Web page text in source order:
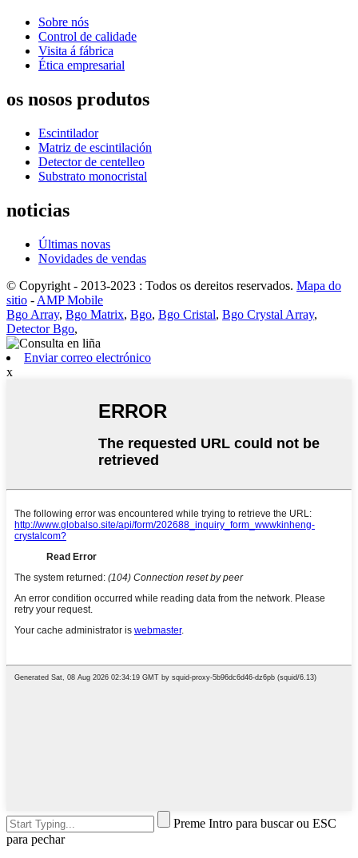
Sobre nós
Control de calidade
Visita á fábrica
Ética empresarial
os nosos produtos
Escintilador
Matriz de escintilación
Detector de centelleo
Substrato monocristal
noticias
Últimas novas
Novidades de vendas
© Copyright - 2013-2023 : Todos os dereitos reservados. Mapa do
sitio - AMP Mobile
Bgo Array, Bgo Matrix, Bgo, Bgo Cristal, Bgo Crystal Array,
Detector Bgo,
Enviar correo electrónico
x
Preme Intro para buscar ou ESC
para pechar